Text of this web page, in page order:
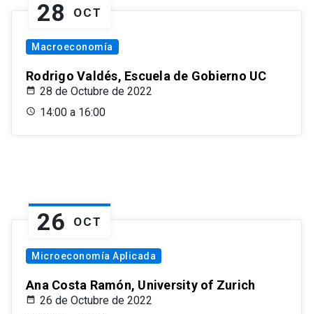
28 OCT
Macroeconomía
Rodrigo Valdés, Escuela de Gobierno UC
28 de Octubre de 2022
14:00 a 16:00
26 OCT
Microeconomía Aplicada
Ana Costa Ramón, University of Zurich
26 de Octubre de 2022